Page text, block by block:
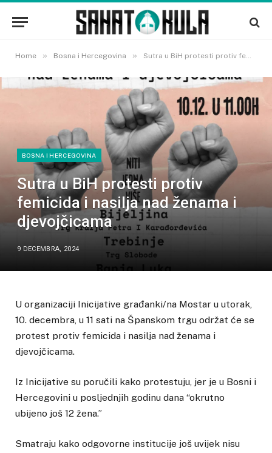
Home » Bosna i Hercegovina » Sutra u BiH protesti protiv femicida i nasilja nad ženama i djevojčicama
BOSNA I HERCEGOVINA
Sutra u BiH protesti protiv
femicida i nasilja nad ženama i
djevojčicama
9 DECEMBRA, 2024
U organizaciji Inicijative građanki/na Mostar u utorak,
10. decembra, u 11 sati na Španskom trgu održat će se
protest protiv femicida i nasilja nad ženama i
djevojčicama.
Iz Inicijative su poručili kako protestuju, jer je u Bosni i
Hercegovini u posljednjih godinu dana “okrutno
ubijeno još 12 žena.”
Smatraju kako odgovorne institucije još uvijek nisu